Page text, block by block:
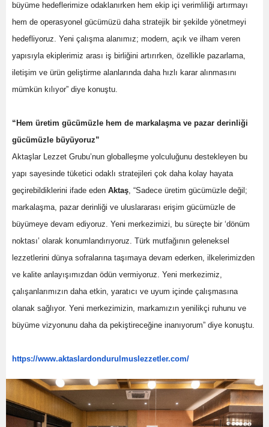
büyüme hedeflerimize odaklanırken hem ekip içi verimliliği artırmayı
hem de operasyonel gücümüzü daha stratejik bir şekilde yönetmeyi
hedefliyoruz. Yeni çalışma alanımız; modern, açık ve ilham veren
yapısıyla ekiplerimiz arası iş birliğini artırırken, özellikle pazarlama,
iletişim ve ürün geliştirme alanlarında daha hızlı karar alınmasını
mümkün kılıyor” diye konuştu.
“Hem üretim gücümüzle hem de markalaşma ve pazar derinliği
gücümüzle büyüyoruz”
Aktaşlar Lezzet Grubu’nun globalleşme yolculuğunu destekleyen bu
yapı sayesinde tüketici odaklı stratejileri çok daha kolay hayata
geçirebildiklerini ifade eden Aktaş, “Sadece üretim gücümüzle değil;
markalaşma, pazar derinliği ve uluslararası erişim gücümüzle de
büyümeye devam ediyoruz. Yeni merkezimizi, bu süreçte bir ‘dönüm
noktası’ olarak konumlandırıyoruz. Türk mutfağının geleneksel
lezzetlerini dünya sofralarına taşımaya devam ederken, ilkelerimizden
ve kalite anlayışımızdan ödün vermiyoruz. Yeni merkezimiz,
çalışanlarımızın daha etkin, yaratıcı ve uyum içinde çalışmasına
olanak sağlıyor. Yeni merkezimizin, markamızın yenilikçi ruhunu ve
büyüme vizyonunu daha da pekiştireceğine inanıyorum” diye konuştu.
https://www.aktaslardondurulmuslezzetler.com/